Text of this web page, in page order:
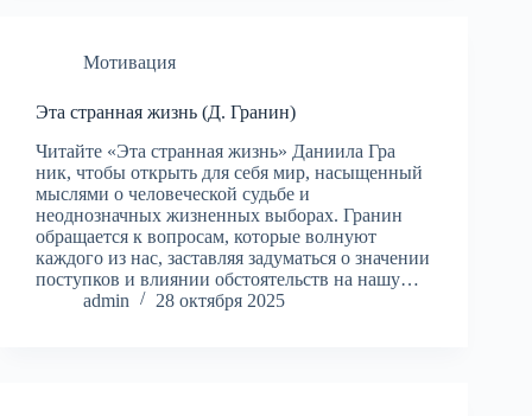
Мотивация
Эта странная жизнь (Д. Гранин)
Читайте «Эта странная жизнь» Даниила Гра
ник, чтобы открыть для себя мир, насыщенный
мыслями о человеческой судьбе и
неоднозначных жизненных выборах. Гранин
обращается к вопросам, которые волнуют
каждого из нас, заставляя задуматься о значении
поступков и влиянии обстоятельств на нашу…
admin
28 октября 2025